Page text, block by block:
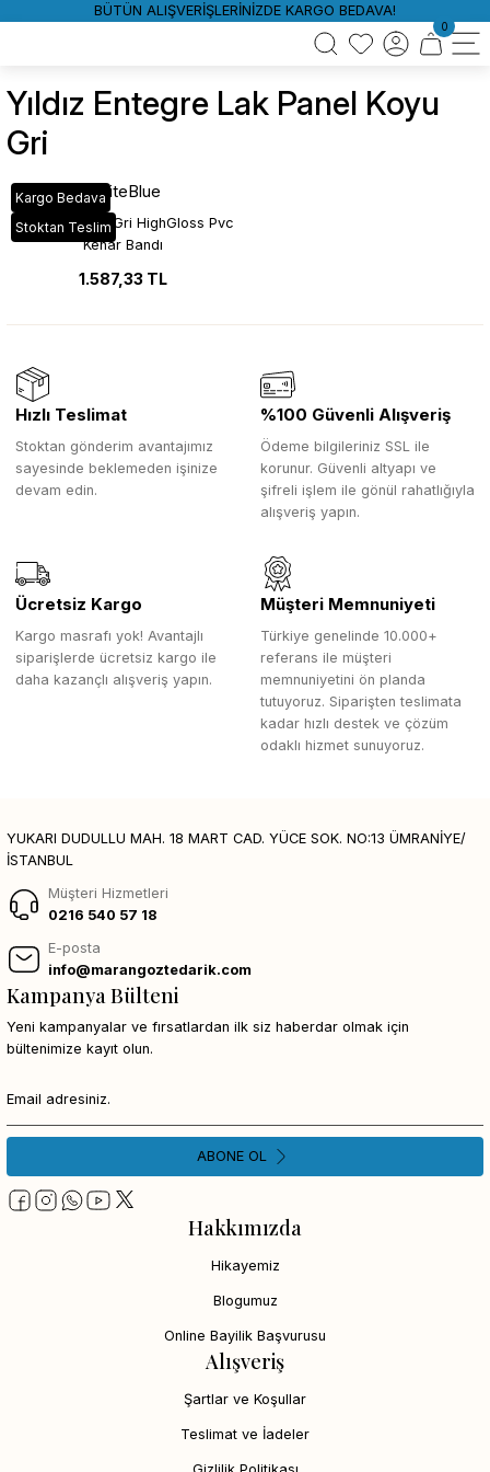
BÜTÜN ALIŞVERİŞLERİNİZDE KARGO BEDAVA!
0
Yıldız Entegre Lak Panel Koyu
Gri
Kargo Bedava
Stoktan Teslim
WhiteBlue
SGL_285 Koyu Gri HighGloss Pvc
Kenar Bandı
1.587,33 TL
Hızlı Teslimat
Stoktan gönderim avantajımız
sayesinde beklemeden işinize
devam edin.
%100 Güvenli Alışveriş
Ödeme bilgileriniz SSL ile
korunur. Güvenli altyapı ve
şifreli işlem ile gönül rahatlığıyla
alışveriş yapın.
Ücretsiz Kargo
Kargo masrafı yok! Avantajlı
siparişlerde ücretsiz kargo ile
daha kazançlı alışveriş yapın.
Müşteri Memnuniyeti
Türkiye genelinde 10.000+
referans ile müşteri
memnuniyetini ön planda
tutuyoruz. Siparişten teslimata
kadar hızlı destek ve çözüm
odaklı hizmet sunuyoruz.
YUKARI DUDULLU MAH. 18 MART CAD. YÜCE SOK. NO:13 ÜMRANİYE/
İSTANBUL
Müşteri Hizmetleri
0216 540 57 18
E-posta
info@marangoztedarik.com
Hakkımızda
Hikayemiz
Blogumuz
Online Bayilik Başvurusu
Alışveriş
Şartlar ve Koşullar
Teslimat ve İadeler
Kampanya Bülteni
Yeni kampanyalar ve fırsatlardan ilk siz haberdar olmak için
bültenimize kayıt olun.
ABONE OL